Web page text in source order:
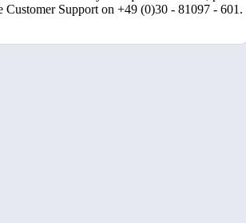
Customer Support on +49 (0)30 - 81097 - 601.